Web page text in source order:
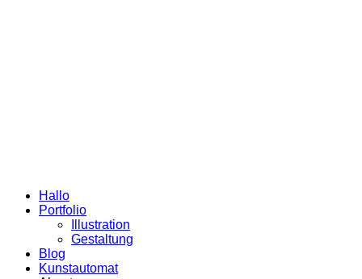
Hallo
Portfolio
Illustration
Gestaltung
Blog
Kunstautomat